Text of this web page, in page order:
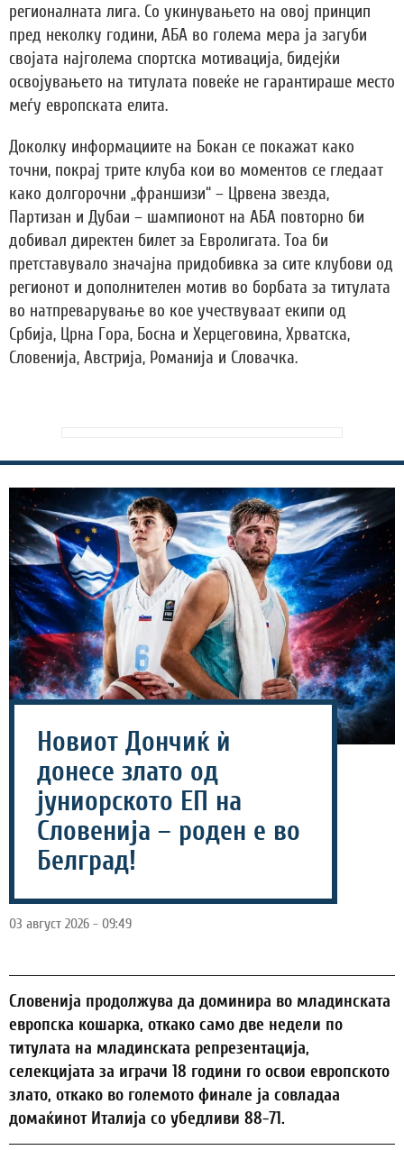
регионалната лига. Со укинувањето на овој принцип
пред неколку години, АБА во голема мера ја загуби
својата најголема спортска мотивација, бидејќи
освојувањето на титулата повеќе не гарантираше место
меѓу европската елита.
Доколку информациите на Бокан се покажат како
точни, покрај трите клуба кои во моментов се гледаат
како долгорочни „франшизи“ – Црвена звезда,
Партизан и Дубаи – шампионот на АБА повторно би
добивал директен билет за Евролигата. Тоа би
претставувало значајна придобивка за сите клубови од
регионот и дополнителен мотив во борбата за титулата
во натпреварување во кое учествуваат екипи од
Србија, Црна Гора, Босна и Херцеговина, Хрватска,
Словенија, Австрија, Романија и Словачка.
Новиот Дончиќ ѝ
донесе злато од
јуниорското ЕП на
Словенија – роден е во
Белград!
03 август 2026 - 09:49
Словенија продолжува да доминира во младинската
европска кошарка, откако само две недели по
титулата на младинската репрезентација,
селекцијата за играчи 18 години го освои европското
злато, откако во големото финале ја совладаа
домаќинот Италија со убедливи 88-71.